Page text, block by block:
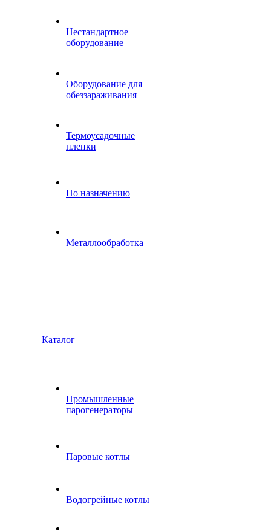
Нестандартное
оборудование
Оборудование для
обеззараживания
Термоусадочные
пленки
По назначению
Металлообработка
Каталог
Промышленные
парогенераторы
Паровые котлы
Водогрейные котлы